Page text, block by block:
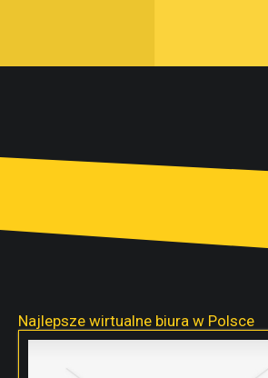
Najlepsze wirtualne biura w Polsce